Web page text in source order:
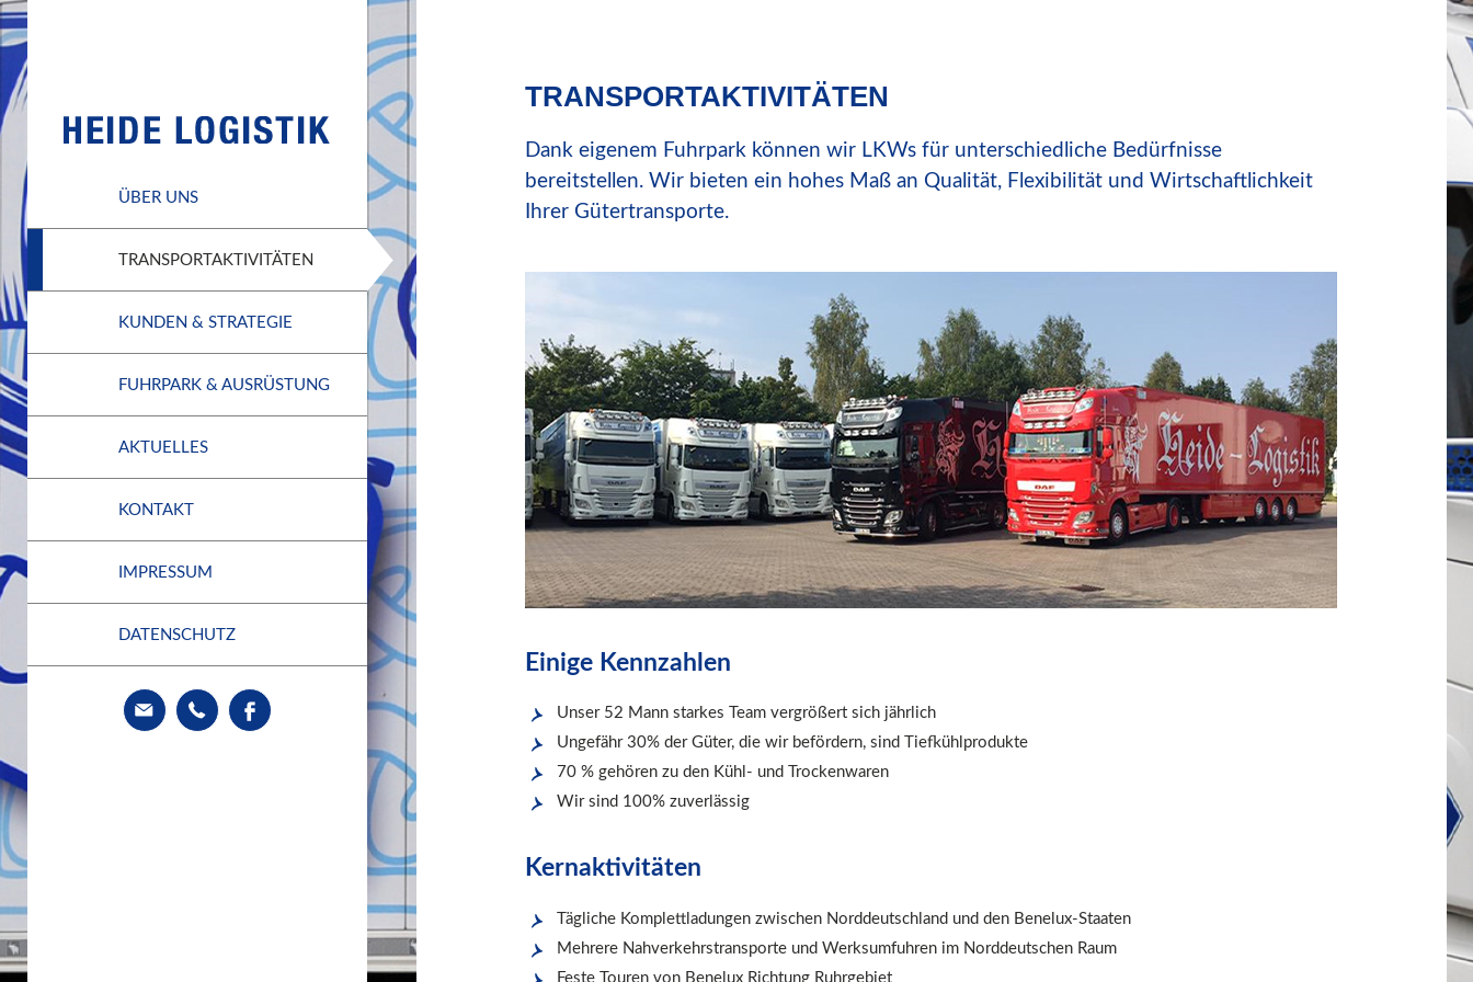
ÜBER UNS
TRANSPORTAKTIVITÄTEN
KUNDEN & STRATEGIE
FUHRPARK & AUSRÜSTUNG
AKTUELLES
KONTAKT
IMPRESSUM
DATENSCHUTZ
TRANSPORTAKTIVITÄTEN
Dank eigenem Fuhrpark können wir LKWs für unterschiedliche Bedürfnisse
bereitstellen. Wir bieten ein hohes Maß an Qualität, Flexibilität und Wirtschaftlichkeit
Ihrer Gütertransporte.
Einige Kennzahlen
Unser 52 Mann starkes Team vergrößert sich jährlich
Ungefähr 30% der Güter, die wir befördern, sind Tiefkühlprodukte
70 % gehören zu den Kühl- und Trockenwaren
Wir sind 100% zuverlässig
Kernaktivitäten
Tägliche Komplettladungen zwischen Norddeutschland und den Benelux-Staaten
Mehrere Nahverkehrstransporte und Werksumfuhren im Norddeutschen Raum
Feste Touren von Benelux Richtung Ruhrgebiet